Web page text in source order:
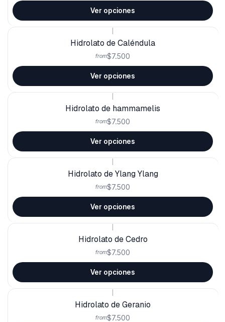
Ver opciones
Hidrolato de Caléndula
from$7.500
Ver opciones
Hidrolato de hammamelis
from$7.500
Ver opciones
Hidrolato de Ylang Ylang
from$7.500
Ver opciones
Hidrolato de Cedro
from$7.500
Ver opciones
Hidrolato de Geranio
from$7.500